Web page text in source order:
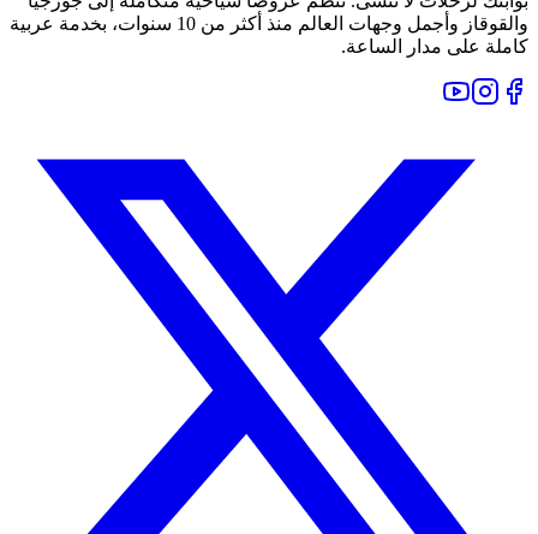
والقوقاز وأجمل وجهات العالم منذ أكثر من 10 سنوات، بخدمة عربية
كاملة على مدار الساعة.